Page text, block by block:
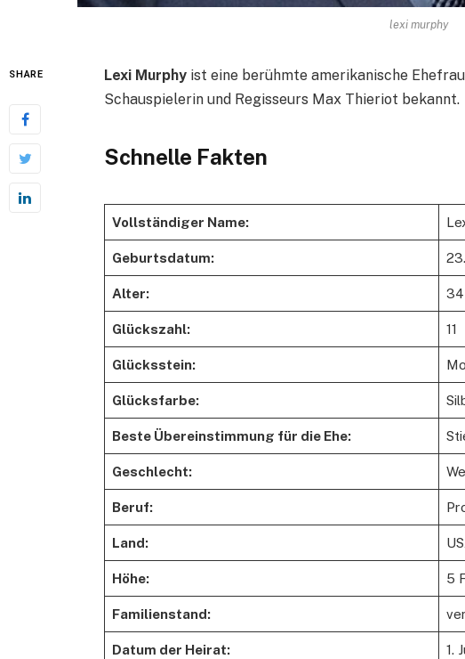
lexi murphy
SHARE Lexi Murphy ist eine berühmte amerikanische
Schauspielerin und Regisseurs Max Thieriot bekannt.
Schnelle Fakten
Vollständiger Name:
Geburtsdatum:
Alter: 34
Glückszahl: 11
Glücksstein:
Glücksfarbe:
Beste Übereinstimmung für die Ehe:
Geschlecht:
Beruf:
Land:
Höhe: 5
Familienstand:
Datum der Heirat: 1.